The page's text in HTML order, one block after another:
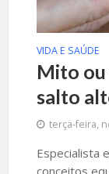
VIDA E SAÚDE
Mito ou
salto
terça-feira,
Especialista
conceitos